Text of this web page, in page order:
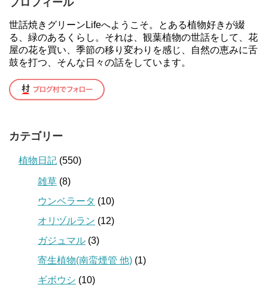
プロフィール
世話焼きグリーンLifeへようこそ。とある植物好きが綴
る、緑のあるくらし。それは、観葉植物の世話をして、花
屋の花を買い、季節の移り変わりを感じ、自然の恵みに舌
鼓を打つ、そんな日々の話をしています。
カテゴリー
植物日記 (550)
雑草 (8)
ウンベラータ (10)
オリヅルラン (12)
ガジュマル (3)
寄生植物(南蛮煙管 他) (1)
ギボウシ (10)